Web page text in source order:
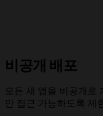
비공개 배포
모든 새 앱을 비공개로
만 접근 가능하도록 제